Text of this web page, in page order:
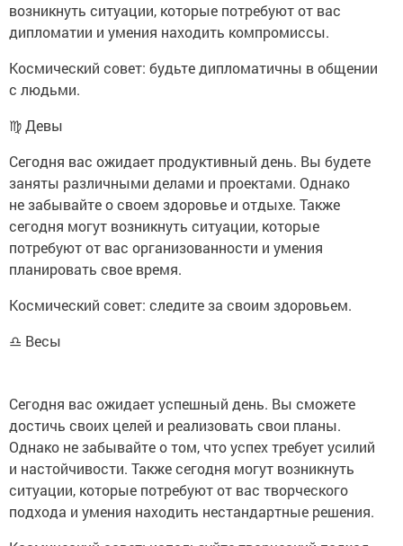
возникнуть ситуации, которые потребуют от вас
дипломатии и умения находить компромиссы.
Космический совет: будьте дипломатичны в общении
с людьми.
♍ Девы
Сегодня вас ожидает продуктивный день. Вы будете
заняты различными делами и проектами. Однако
не забывайте о своем здоровье и отдыхе. Также
сегодня могут возникнуть ситуации, которые
потребуют от вас организованности и умения
планировать свое время.
Космический совет: следите за своим здоровьем.
♎ Весы
Сегодня вас ожидает успешный день. Вы сможете
достичь своих целей и реализовать свои планы.
Однако не забывайте о том, что успех требует усилий
и настойчивости. Также сегодня могут возникнуть
ситуации, которые потребуют от вас творческого
подхода и умения находить нестандартные решения.